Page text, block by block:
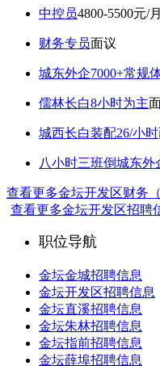
中控员4800-5500元/月
财务专员面议
城东外企7000+常规
儒林长白8小时为主
城西长白装配26/小时
八小时三班倒城东外
查看更多金坛开发区财务
查看更多金坛开发区招聘
职位导航
金坛金城招聘信息
金坛开发区招聘信息
金坛直溪招聘信息
金坛朱林招聘信息
金坛指前招聘信息
金坛薛埠招聘信息